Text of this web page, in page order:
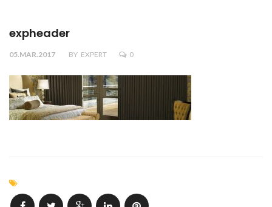
expheader
05.MAR.2017 BY EXPERT 0